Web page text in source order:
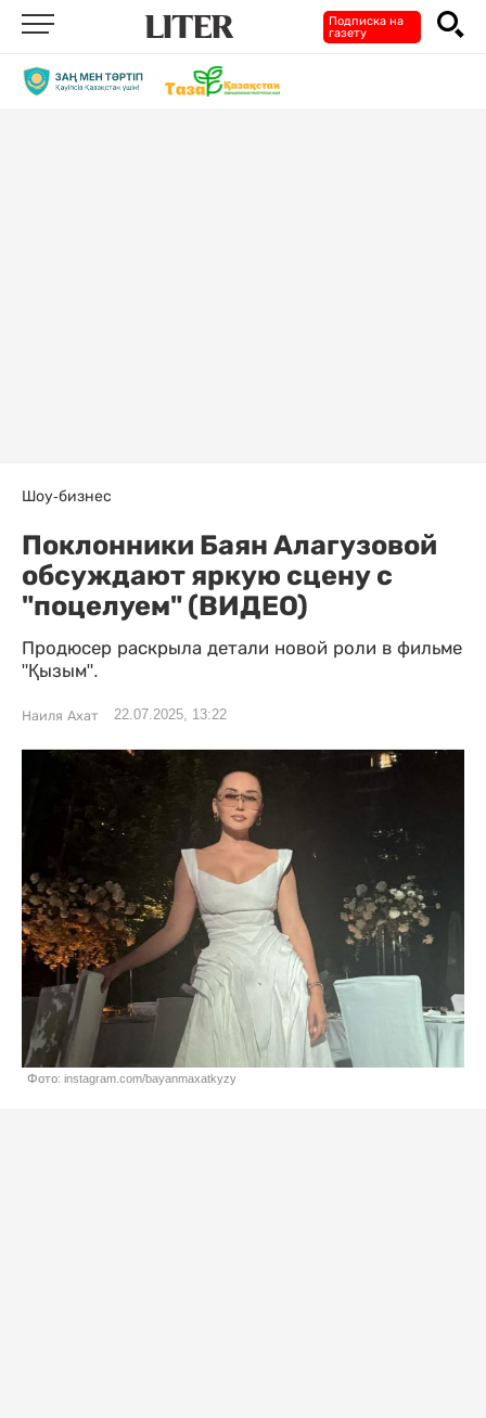
Подписка на
газету
Шоу-бизнес
Поклонники Баян Алагузовой
обсуждают яркую сцену с
"поцелуем" (ВИДЕО)
Продюсер раскрыла детали новой роли в фильме
"Қызым".
Наиля Ахат 22.07.2025, 13:22
Фото: instagram.com/bayanmaxatkyzy